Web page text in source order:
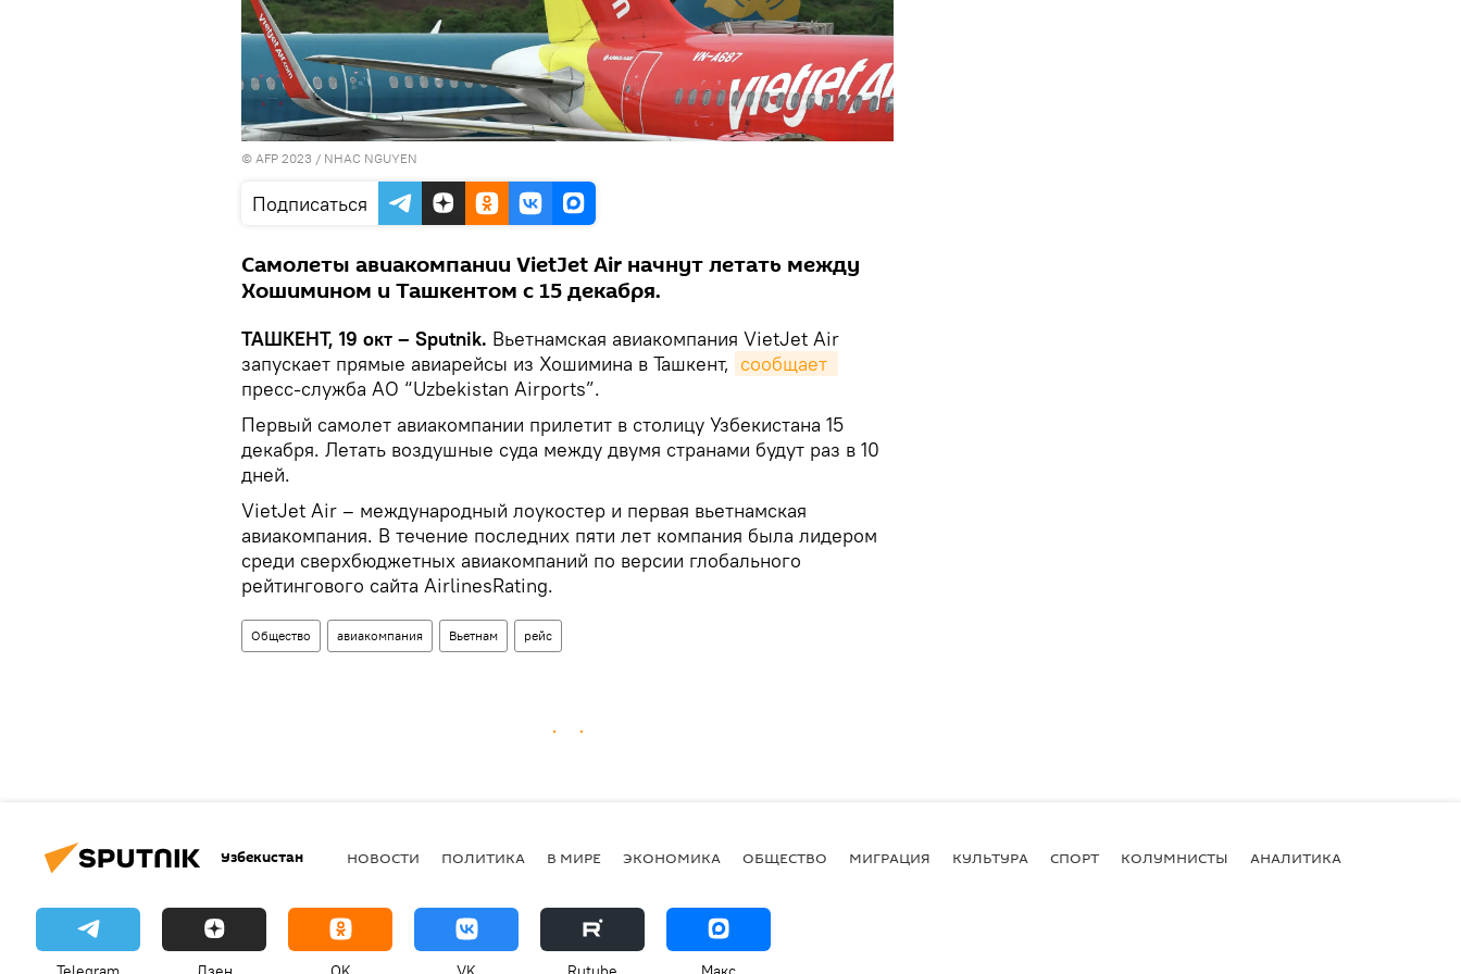
© AFP 2023 / NHAC NGUYEN
Подписаться
Самолеты авиакомпании VietJet Air начнут летать между
Хошимином и Ташкентом с 15 декабря.
ТАШКЕНТ, 19 окт – Sputnik. Вьетнамская авиакомпания VietJet Air
запускает прямые авиарейсы из Хошимина в Ташкент,
пресс-служба АО “Uzbekistan Airports”.
Первый самолет авиакомпании прилетит в столицу Узбекистана 15
декабря. Летать воздушные суда между двумя странами будут раз в 10
дней.
VietJet Air – международный лоукостер и первая вьетнамская
авиакомпания. В течение последних пяти лет компания была лидером
среди сверхбюджетных авиакомпаний по версии глобального
рейтингового сайта AirlinesRating.
Общество авиакомпания Вьетнам рейс
Узбекистан НОВОСТИ ПОЛИТИКА В МИРЕ ЭКОНОМИКА ОБЩЕСТВО МИГРАЦИЯ КУЛЬТУРА СПОРТ КОЛУМНИСТЫ АНАЛИТИКА